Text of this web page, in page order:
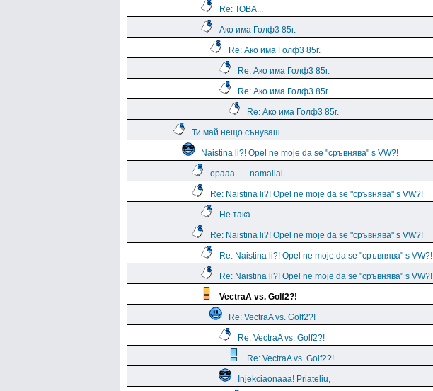
Re: ТОВА...
Ако има Голф3 85г.
Re: Ако има Голф3 85г.
Re: Ако има Голф3 85г.
Re: Ако има Голф3 85г.
Re: Ако има Голф3 85г.
Ти май нещо сънуваш.
Naistina li?! Opel ne moje da se "сръвнява" s VW?!
opaaa ..... namaliai
Re: Naistina li?! Opel ne moje da se "сръвнява" s VW?!
Не така ...
Re: Naistina li?! Opel ne moje da se "сръвнява" s VW?!
Re: Naistina li?! Opel ne moje da se "сръвнява" s VW?!
Re: Naistina li?! Opel ne moje da se "сръвнява" s VW?!
VectraA vs. Golf2?!
Re: VectraA vs. Golf2?!
Re: VectraA vs. Golf2?!
Re: VectraA vs. Golf2?!
Injekciaonaaa! Priateliu,